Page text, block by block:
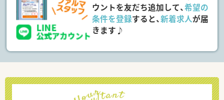
ウントを友だち追加して、希望の
条件を登録すると、新着求人が届
きます♪